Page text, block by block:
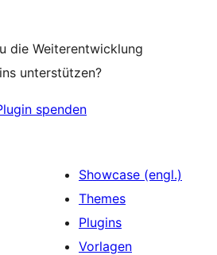
die Weiterentwicklung
unterstützen?
spenden
Showcase (engl.)
Themes
Plugins
Vorlagen